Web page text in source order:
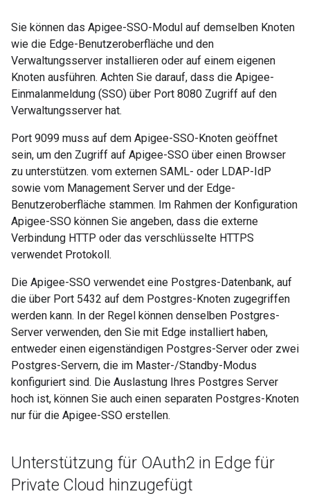
Sie können das Apigee-SSO-Modul auf demselben Knoten
wie die Edge-Benutzeroberfläche und den
Verwaltungsserver installieren oder auf einem eigenen
Knoten ausführen. Achten Sie darauf, dass die Apigee-
Einmalanmeldung (SSO) über Port 8080 Zugriff auf den
Verwaltungsserver hat.
Port 9099 muss auf dem Apigee-SSO-Knoten geöffnet
sein, um den Zugriff auf Apigee-SSO über einen Browser
zu unterstützen. vom externen SAML- oder LDAP-IdP
sowie vom Management Server und der Edge-
Benutzeroberfläche stammen. Im Rahmen der Konfiguration
Apigee-SSO können Sie angeben, dass die externe
Verbindung HTTP oder das verschlüsselte HTTPS
verwendet Protokoll.
Die Apigee-SSO verwendet eine Postgres-Datenbank, auf
die über Port 5432 auf dem Postgres-Knoten zugegriffen
werden kann. In der Regel können denselben Postgres-
Server verwenden, den Sie mit Edge installiert haben,
entweder einen eigenständigen Postgres-Server oder zwei
Postgres-Servern, die im Master-/Standby-Modus
konfiguriert sind. Die Auslastung Ihres Postgres Server
hoch ist, können Sie auch einen separaten Postgres-Knoten
nur für die Apigee-SSO erstellen.
Unterstützung für OAuth2 in Edge für
Private Cloud hinzugefügt